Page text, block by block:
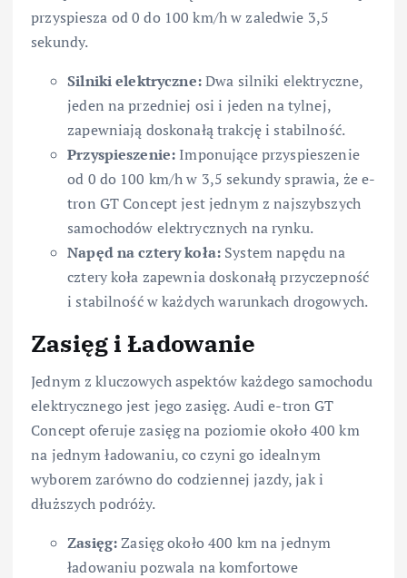
przyspiesza od 0 do 100 km/h w zaledwie 3,5
sekundy.
Silniki elektryczne:Dwa silniki elektryczne,
jeden na przedniej osi i jeden na tylnej,
zapewniają doskonałą trakcję i stabilność.
Przyspieszenie: Imponujące przyspieszenie
od 0 do 100 km/h w 3,5 sekundy sprawia, że e-
tron GT Concept jest jednym z najszybszych
samochodów elektrycznych na rynku.
Napęd na cztery koła: System napędu na
cztery koła zapewnia doskonałą przyczepność
i stabilność w każdych warunkach drogowych.
Zasięg i Ładowanie
Jednym z kluczowych aspektów każdego samochodu
elektrycznego jest jego zasięg. Audi e-tron GT
Concept oferuje zasięg na poziomie około 400 km
na jednym ładowaniu, co czyni go idealnym
wyborem zarówno do codziennej jazdy, jak i
dłuższych podróży.
Zasięg:Zasięg około 400 km na jednym
ładowaniu pozwala na komfortowe